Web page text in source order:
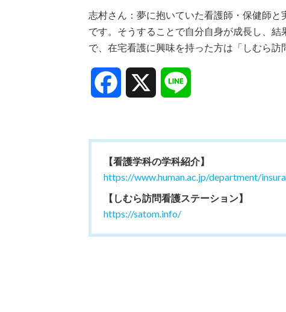
志村さん：夢に抱いていた看護師・保健師
です。そうすることで自分自身が成長し、
で、在宅看護に興味を持った方は「しむら
Facebook
【看護学科の学科紹介】
https://www.human.ac.jp/department/
【しむら訪問看護ステーション】
https://satom.info/